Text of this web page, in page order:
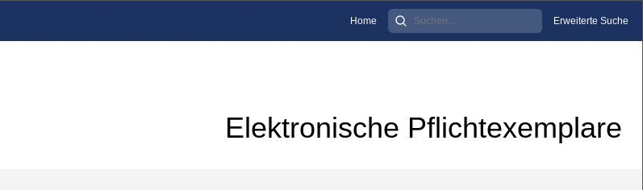
Home Erweiterte Suche
Elektronische Pflichtexemplare